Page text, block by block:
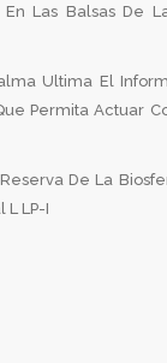
Las Balsas De
Ultima El
Permita Actuar
De La
L LP-I